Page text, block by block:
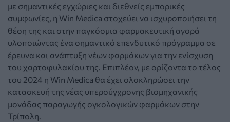
με σημαντικές εγχώριες και διεθνείς εμπορικές
συμφωνίες, η Win Medica στοχεύει να ισχυροποιήσει τη
θέση της και στην παγκόσμια φαρμακευτική αγορά
υλοποιώντας ένα σημαντικό επενδυτικό πρόγραμμα σε
έρευνα και ανάπτυξη νέων φαρμάκων για την ενίσχυση
του χαρτοφυλακίου της. Επιπλέον, με ορίζοντα το τέλος
του 2024 η Win Medica θα έχει ολοκληρώσει την
κατασκευή της νέας υπερσύγχρονης βιομηχανικής
μονάδας παραγωγής ογκολογικών φαρμάκων στην
Τρίπολη.